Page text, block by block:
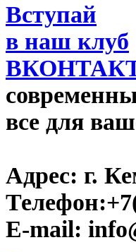
Вступай
в наш клуб
все для
Адрес: г.
Телефон:
E-mail: